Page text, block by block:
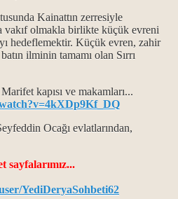
Kainattın zerresiyle
vakıf olmakla birlikte küçük evreni
hedeflemektir. Küçük evren, zahir
ilminin tamamı olan Sırrı
kapısı ve makamları...
Ocağı evlatlarından,
sayfalarımız...
YediDeryaSohbeti62